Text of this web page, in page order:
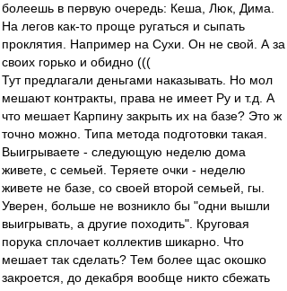
болеешь в первую очередь: Кеша, Люк, Дима.
На легов как-то проще ругаться и сыпать
проклятия. Например на Сухи. Он не свой. А за
своих горько и обидно (((
Тут предлагали деньгами наказывать. Но мол
мешают контракты, права не имеет Ру и т.д. А
что мешает Карпину закрыть их на базе? Это ж
точно можно. Типа метода подготовки такая.
Выигрываете - следующую неделю дома
живете, с семьей. Теряете очки - неделю
живете не базе, со своей второй семьей, гы.
Уверен, больше не возникло бы "одни вышли
выигрывать, а другие походить". Круговая
порука сплочает коллектив шикарно. Что
мешает так сделать? Тем более щас окошко
закроется, до декабря вообще никто сбежать